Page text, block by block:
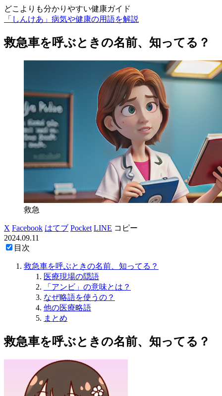
どこよりも分かりやすい健康ガイド
「しんけあ」病気や健康の用語を解説
救急車を呼ぶときの名前、知ってる？
救急
X Facebook はてブ Pocket LINE コピー
2024.09.11
目次
救急車を呼ぶときの名前、知ってる？
医療現場の隠語
「アンビ」の意味とは？
なぜ略語を使うの？
他の医療略語
まとめ
救急車を呼ぶときの名前、知ってる？